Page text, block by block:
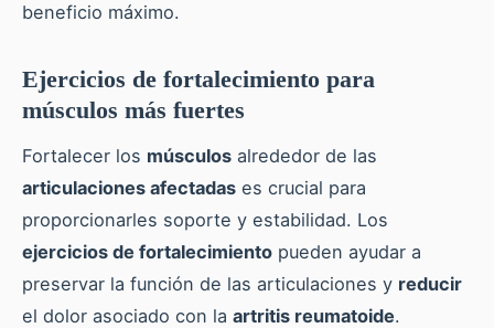
beneficio máximo.
Ejercicios de fortalecimiento para
músculos más fuertes
Fortalecer los músculos alrededor de las
articulaciones afectadas es crucial para
proporcionarles soporte y estabilidad. Los
ejercicios de fortalecimiento pueden ayudar a
preservar la función de las articulaciones y reducir
el dolor asociado con la artritis reumatoide.